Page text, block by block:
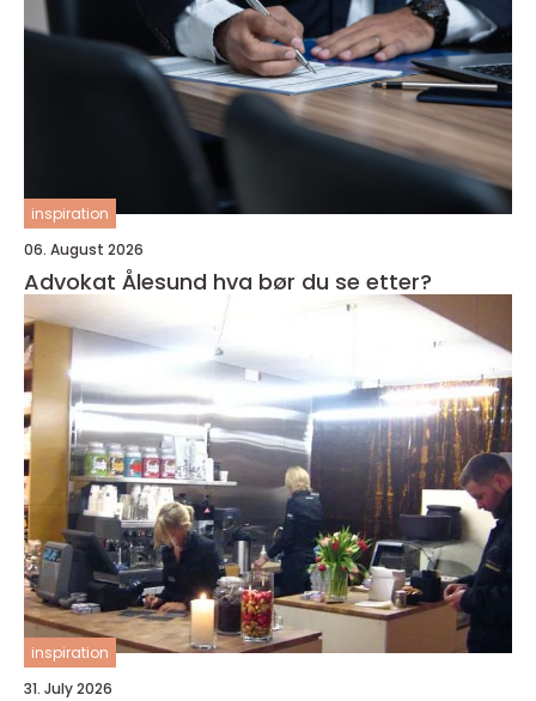
inspiration
06. August 2026
Advokat Ålesund hva bør du se etter?
inspiration
31. July 2026